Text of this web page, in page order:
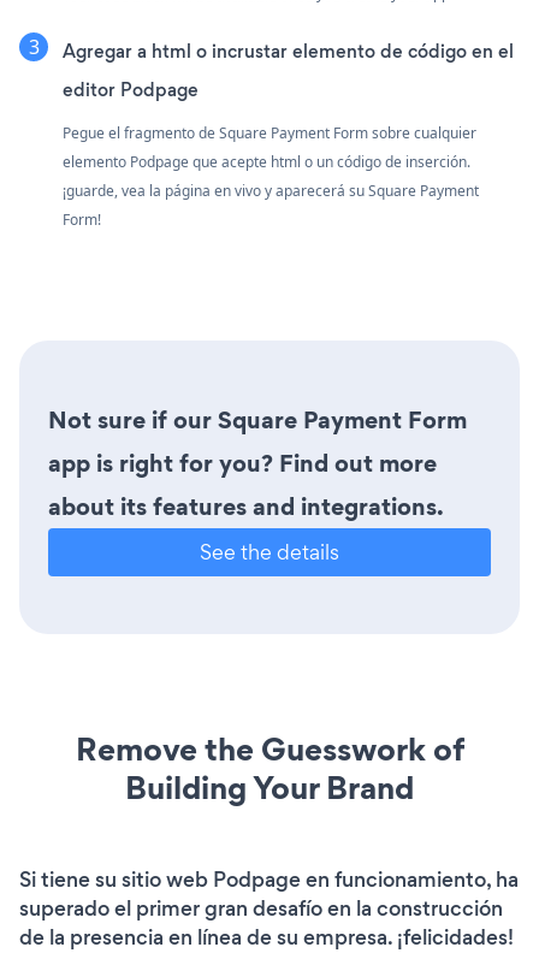
Agregar a html o incrustar elemento de código en el
editor Podpage
Pegue el fragmento de Square Payment Form sobre cualquier
elemento Podpage que acepte html o un código de inserción.
¡guarde, vea la página en vivo y aparecerá su Square Payment
Form!
Not sure if our Square Payment Form
app is right for you? Find out more
about its features and integrations.
See the details
Remove the Guesswork of
Building Your Brand
Si tiene su sitio web Podpage en funcionamiento, ha
superado el primer gran desafío en la construcción
de la presencia en línea de su empresa. ¡felicidades!